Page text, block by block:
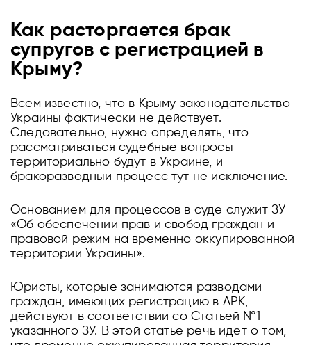
Как расторгается брак
супругов с регистрацией в
Крыму?
Всем известно, что в Крыму законодательство
Украины фактически не действует.
Следовательно, нужно определять, что
рассматриваться судебные вопросы
территориально будут в Украине, и
бракоразводный процесс тут не исключение.
Основанием для процессов в суде служит ЗУ
«Об обеспечении прав и свобод граждан и
правовой режим на временно оккупированной
территории Украины».
Юристы, которые занимаются разводами
граждан, имеющих регистрацию в АРК,
действуют в соответствии со Статьей №1
указанного ЗУ. В этой статье речь идет о том,